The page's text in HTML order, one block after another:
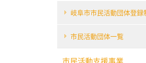
岐阜市市民活動団体登録
市民活動団体一覧